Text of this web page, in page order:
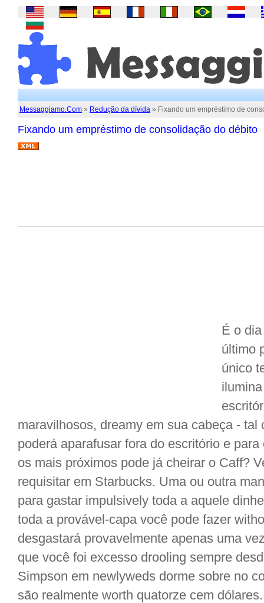
Messaggiamo.Com » Redução da dívida » Fixando um empréstimo de
Fixando um empréstimo de consolidação do débito
É o
último
único
maravilhosos, dreamy em sua cabeça -
poderá aparafusar fora do escritório e
os mais próximos pode já cheirar o Caff?
requisitar em Starbucks. Uma ou outra
para gastar impulsively toda a aquele
toda a provável-capa você pode fazer
desgastará provavelmente apenas uma
que você foi excesso drooling sempre
Simpson em newlyweds dorme sobre no
são realmente worth quatorze cem